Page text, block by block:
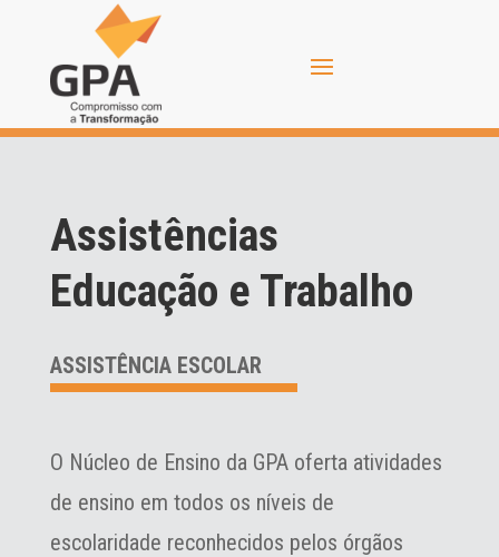
Assistências
Educação e Trabalho
ASSISTÊNCIA ESCOLAR
O Núcleo de Ensino da GPA oferta atividades
de ensino em todos os níveis de
escolaridade reconhecidos pelos órgãos